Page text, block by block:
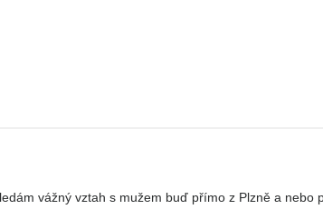
vážný vztah s mužem buď přímo z Plzně a nebo